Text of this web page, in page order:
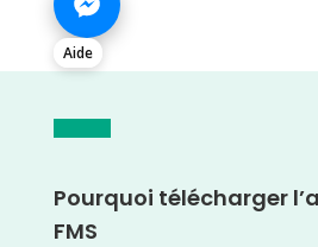
Aide
Pourquoi télécharger
FMS